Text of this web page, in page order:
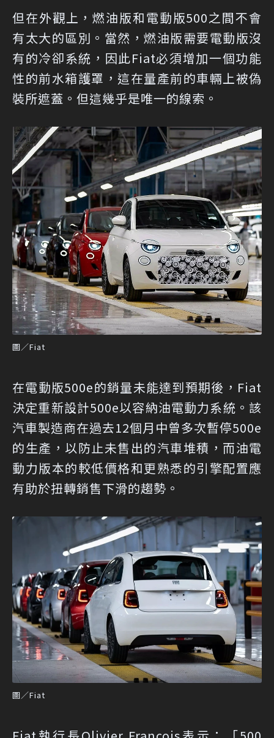
但在外觀上，燃油版和電動版500之間不會
有太大的區別。當然，燃油版需要電動版沒
有的冷卻系統，因此Fiat必須增加一個功能
性的前水箱護罩，這在量產前的車輛上被偽
裝所遮蓋。但這幾乎是唯一的線索。
圖／Fiat
在電動版500e的銷量未能達到預期後，Fiat
決定重新設計500e以容納油電動力系統。該
汽車製造商在過去12個月中曾多次暫停500e
的生產，以防止未售出的汽車堆積，而油電
動力版本的較低價格和更熟悉的引擎配置應
有助於扭轉銷售下滑的趨勢。
圖／Fiat